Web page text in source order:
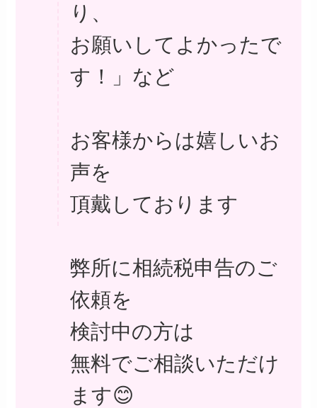
り、
お願いしてよかったで
す！」など
お客様からは嬉しいお
声を
頂戴しております
弊所に相続税申告のご
依頼を
検討中の方は
無料でご相談いただけ
ます😊